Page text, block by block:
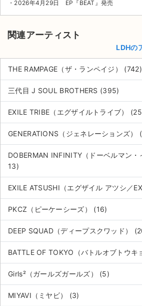
・2026年4月29日 EP『BEAT』発売
関連アーティスト
LDHの
THE RAMPAGE（ザ・ランペイジ） (742)
三代目 J SOUL BROTHERS (395)
EXILE TRIBE（エグザイルトライブ）
GENERATIONS（ジェネレーションズ）
DOBERMAN INFINITY（ドーベルマン
13)
EXILE ATSUSHI（エグザイル アツシ／
PKCZ（ピーケーシーズ） (16)
DEEP SQUAD（ディープスクワッド）
BATTLE OF TOKYO（バトルオブトウキ
Girls²（ガールズガールズ） (5)
MIYAVI（ミヤビ） (3)